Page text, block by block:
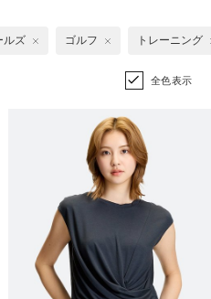
ルズ ゴルフ トレーニング
全色表示